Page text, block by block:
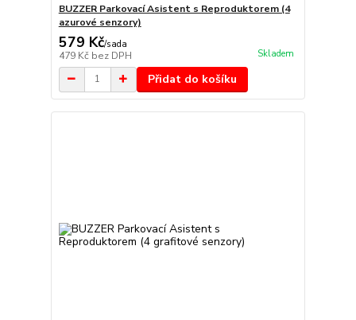
BUZZER Parkovací Asistent s Reproduktorem (4
azurové senzory)
579 Kč/sada
479 Kč bez DPH Skladem
Přidat do košíku